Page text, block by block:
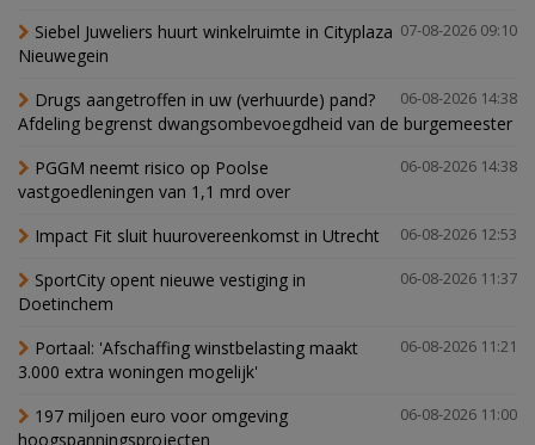
07-08-2026 09:10
Siebel Juweliers huurt winkelruimte in Cityplaza
Nieuwegein
06-08-2026 14:38
Drugs aangetroffen in uw (verhuurde) pand?
Afdeling begrenst dwangsombevoegdheid van de burgemeester
06-08-2026 14:38
PGGM neemt risico op Poolse
vastgoedleningen van 1,1 mrd over
06-08-2026 12:53
Impact Fit sluit huurovereenkomst in Utrecht
06-08-2026 11:37
SportCity opent nieuwe vestiging in
Doetinchem
06-08-2026 11:21
Portaal: 'Afschaffing winstbelasting maakt
3.000 extra woningen mogelijk'
06-08-2026 11:00
197 miljoen euro voor omgeving
hoogspanningsprojecten